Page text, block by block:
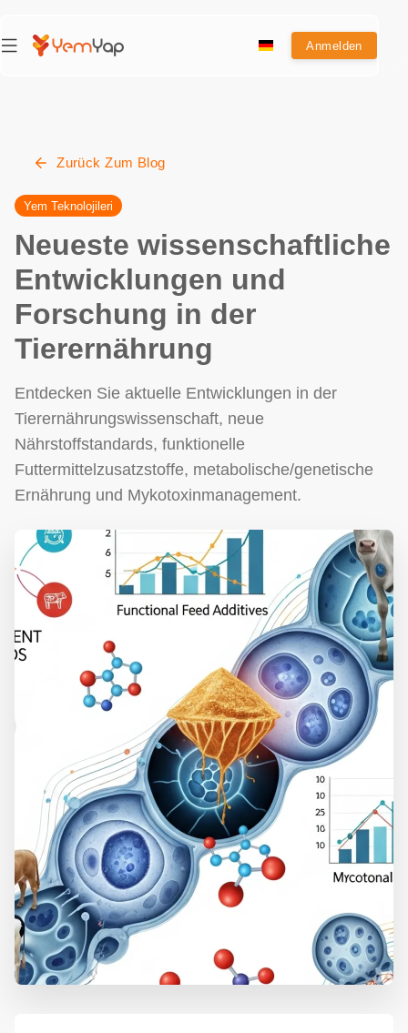
Anmelden
Zurück Zum Blog
Yem Teknolojileri
Neueste wissenschaftliche
Entwicklungen und
Forschung in der
Tierernährung
Entdecken Sie aktuelle Entwicklungen in der
Tierernährungswissenschaft, neue
Nährstoffstandards, funktionelle
Futtermittelzusatzstoffe, metabolische/genetische
Ernährung und Mykotoxinmanagement.